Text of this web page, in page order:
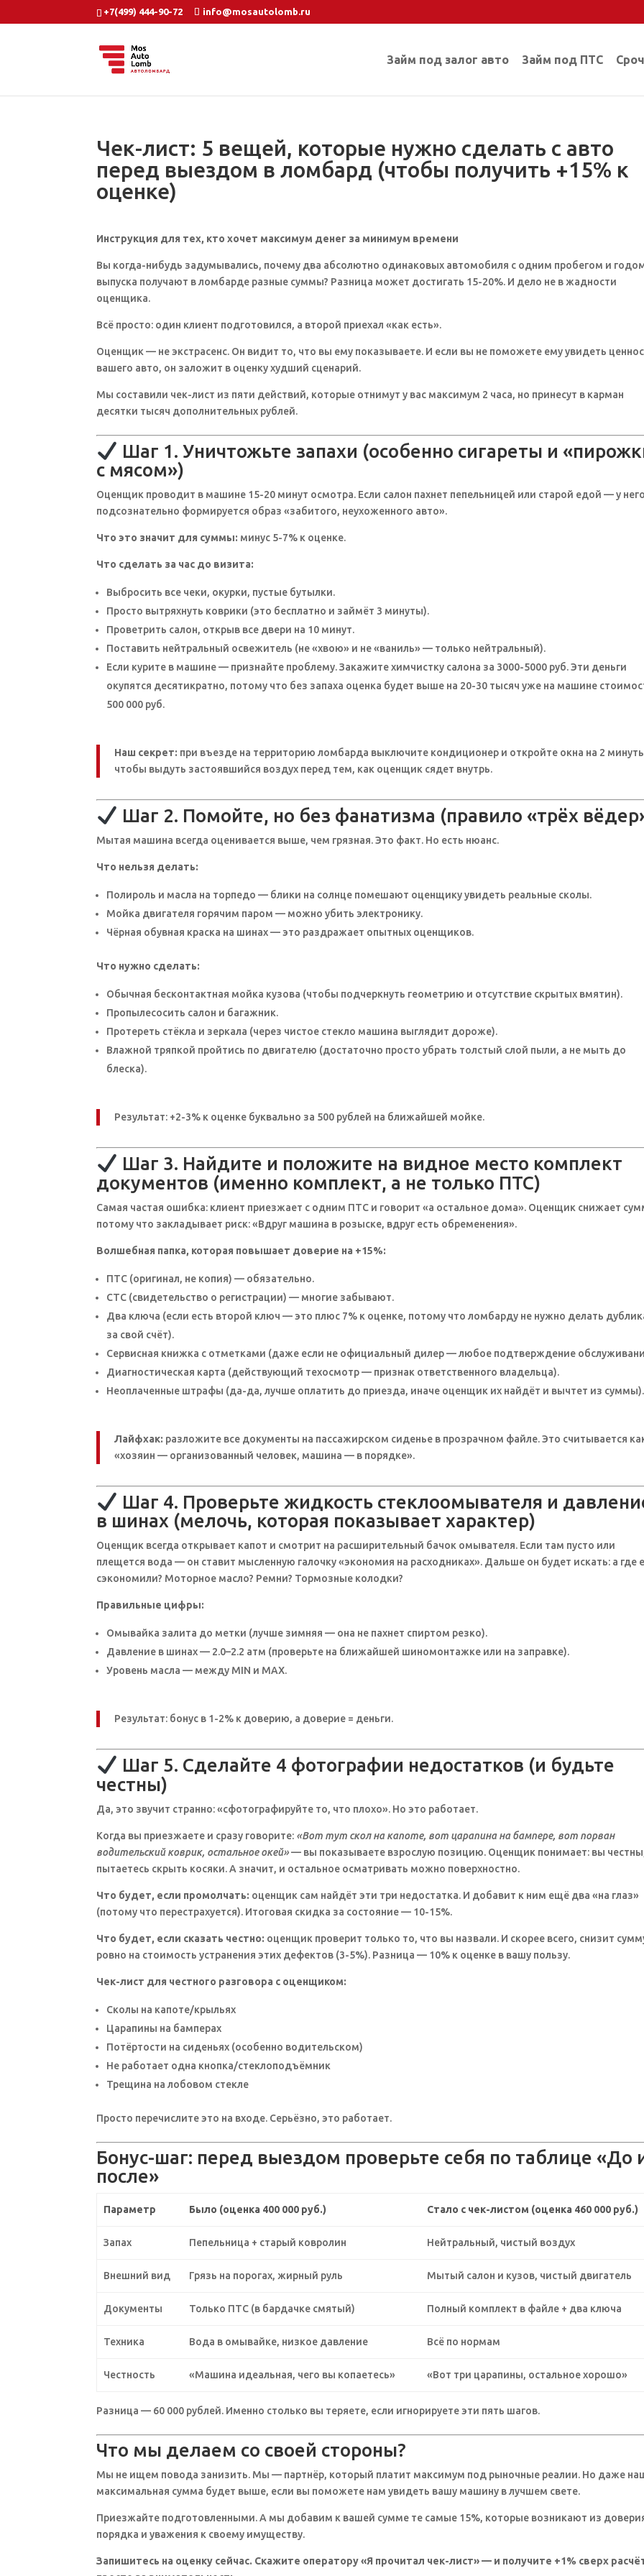
+7(499) 444-90-72 info@mosautolomb.ru
Займ под залог авто Займ под ПТС
Чек-лист: 5 вещей, которые нужно сделать с авто
перед выездом в ломбард (чтобы получить +15% к
оценке)
Инструкция для тех, кто хочет максимум денег за минимум времени
Вы когда-нибудь задумывались, почему два абсолютно одинаковых автомобиля с одним пробегом и
выпуска получают в ломбарде разные суммы? Разница может достигать 15-20%. И дело не в жадности
оценщика.
Всё просто: один клиент подготовился, а второй приехал «как есть».
Оценщик — не экстрасенс. Он видит то, что вы ему показываете. И если вы не поможете ему увидеть
вашего авто, он заложит в оценку худший сценарий.
Мы составили чек-лист из пяти действий, которые отнимут у вас максимум 2 часа, но принесут в карман
десятки тысяч дополнительных рублей.
Шаг 1. Уничтожьте запахи (особенно сигареты и
с мясом»)
Оценщик проводит в машине 15-20 минут осмотра. Если салон пахнет пепельницей или старой едой — у
подсознательно формируется образ «забитого, неухоженного авто».
Что это значит для суммы: минус 5-7% к оценке.
Что сделать за час до визита:
Выбросить все чеки, окурки, пустые бутылки.
Просто вытряхнуть коврики (это бесплатно и займёт 3 минуты).
Проветрить салон, открыв все двери на 10 минут.
Поставить нейтральный освежитель (не «хвою» и не «ваниль» — только нейтральный).
Если курите в машине — признайте проблему. Закажите химчистку салона за 3000-5000 руб. Эти деньги
окупятся десятикратно, потому что без запаха оценка будет выше на 20-30 тысяч уже на машине
500 000 руб.
Наш секрет: при въезде на территорию ломбарда выключите кондиционер и откройте окна на 2
чтобы выдуть застоявшийся воздух перед тем, как оценщик сядет внутрь.
Шаг 2. Помойте, но без фанатизма (правило «трёх
Мытая машина всегда оценивается выше, чем грязная. Это факт. Но есть нюанс.
Что нельзя делать:
Полироль и масла на торпедо — блики на солнце помешают оценщику увидеть реальные сколы.
Мойка двигателя горячим паром — можно убить электронику.
Чёрная обувная краска на шинах — это раздражает опытных оценщиков.
Что нужно сделать:
Обычная бесконтактная мойка кузова (чтобы подчеркнуть геометрию и отсутствие скрытых вмятин).
Пропылесосить салон и багажник.
Протереть стёкла и зеркала (через чистое стекло машина выглядит дороже).
Влажной тряпкой пройтись по двигателю (достаточно просто убрать толстый слой пыли, а не мыть до
блеска).
Результат: +2-3% к оценке буквально за 500 рублей на ближайшей мойке.
Шаг 3. Найдите и положите на видное место комплект
документов (именно комплект, а не только ПТС)
Самая частая ошибка: клиент приезжает с одним ПТС и говорит «а остальное дома». Оценщик снижает
потому что закладывает риск: «Вдруг машина в розыске, вдруг есть обременения».
Волшебная папка, которая повышает доверие на +15%:
ПТС (оригинал, не копия) — обязательно.
СТС (свидетельство о регистрации) — многие забывают.
Два ключа (если есть второй ключ — это плюс 7% к оценке, потому что ломбарду не нужно делать
за свой счёт).
Сервисная книжка с отметками (даже если не официальный дилер — любое подтверждение
Диагностическая карта (действующий техосмотр — признак ответственного владельца).
Неоплаченные штрафы (да-да, лучше оплатить до приезда, иначе оценщик их найдёт и вычтет из суммы).
Лайфхак: разложите все документы на пассажирском сиденье в прозрачном файле. Это считывается
«хозяин — организованный человек, машина — в порядке».
Шаг 4. Проверьте жидкость стеклоомывателя и
в шинах (мелочь, которая показывает характер)
Оценщик всегда открывает капот и смотрит на расширительный бачок омывателя. Если там пусто или
плещется вода — он ставит мысленную галочку «экономия на расходниках». Дальше он будет искать: а где
сэкономили? Моторное масло? Ремни? Тормозные колодки?
Правильные цифры:
Омывайка залита до метки (лучше зимняя — она не пахнет спиртом резко).
Давление в шинах — 2.0–2.2 атм (проверьте на ближайшей шиномонтажке или на заправке).
Уровень масла — между MIN и MAX.
Результат: бонус в 1-2% к доверию, а доверие = деньги.
Шаг 5. Сделайте 4 фотографии недостатков (и будьте
честны)
Да, это звучит странно: «сфотографируйте то, что плохо». Но это работает.
Когда вы приезжаете и сразу говорите: «Вот тут скол на капоте, вот царапина на бампере, вот порван
водительский коврик, остальное окей»— вы показываете взрослую позицию. Оценщик понимает: вы
пытаетесь скрыть косяки. А значит, и остальное осматривать можно поверхностно.
Что будет, если промолчать: оценщик сам найдёт эти три недостатка. И добавит к ним ещё два «на глаз»
(потому что перестрахуется). Итоговая скидка за состояние — 10-15%.
Что будет, если сказать честно: оценщик проверит только то, что вы назвали. И скорее всего, снизит
ровно на стоимость устранения этих дефектов (3-5%). Разница — 10% к оценке в вашу пользу.
Чек-лист для честного разговора с оценщиком:
Сколы на капоте/крыльях
Царапины на бамперах
Потёртости на сиденьях (особенно водительском)
Не работает одна кнопка/стеклоподъёмник
Трещина на лобовом стекле
Просто перечислите это на входе. Серьёзно, это работает.
Бонус-шаг: перед выездом проверьте себя по таблице «До
после»
Параметр Было (оценка 400 000 руб.) Стало с чек-листом (оценка 460 000 руб.)
Запах Пепельница + старый ковролин Нейтральный, чистый воздух
Внешний вид Грязь на порогах, жирный руль Мытый салон и кузов, чистый двигатель
Документы Только ПТС (в бардачке смятый) Полный комплект в файле + два ключа
Техника Вода в омывайке, низкое давление Всё по нормам
Честность «Машина идеальная, чего вы копаетесь» «Вот три царапины, остальное хорошо»
Разница — 60 000 рублей. Именно столько вы теряете, если игнорируете эти пять шагов.
Что мы делаем со своей стороны?
Мы не ищем повода занизить. Мы — партнёр, который платит максимум под рыночные реалии. Но даже
максимальная сумма будет выше, если вы поможете нам увидеть вашу машину в лучшем свете.
Приезжайте подготовленными. А мы добавим к вашей сумме те самые 15%, которые возникают из
порядка и уважения к своему имуществу.
Запишитесь на оценку сейчас. Скажите оператору «Я прочитал чек-лист» — и получите +1% сверх